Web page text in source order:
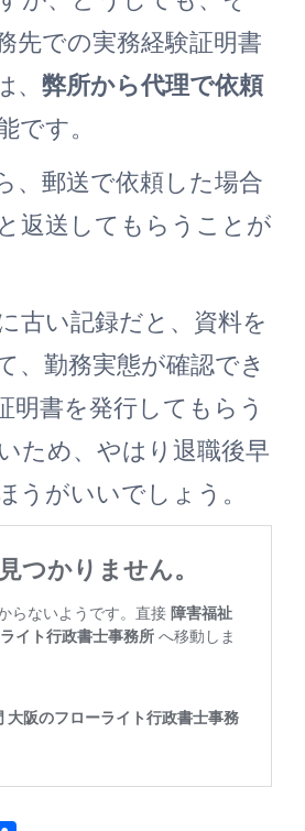
先での実務経験証明書
弊所から代理で依頼
です。
、郵送で依頼した場合
返送してもらうことが
古い記録だと、資料を
、勤務実態が確認でき
明書を発行してもらう
ため、やはり退職後早
うがいいでしょう。